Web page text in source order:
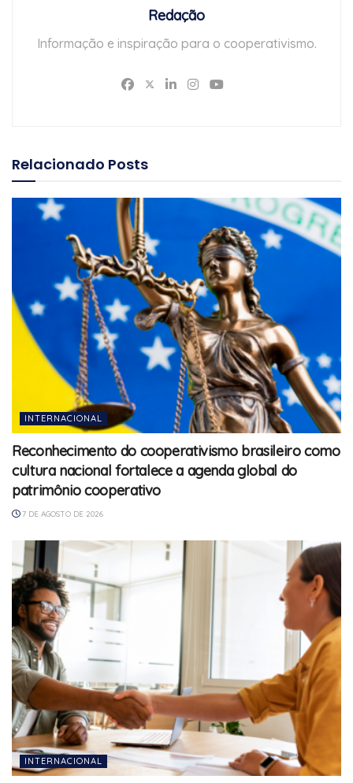
Redação
Informação e inspiração para o cooperativismo.
Relacionado Posts
INTERNACIONAL
Reconhecimento do cooperativismo brasileiro como
cultura nacional fortalece a agenda global do
patrimônio cooperativo
7 DE AGOSTO DE 2026
INTERNACIONAL